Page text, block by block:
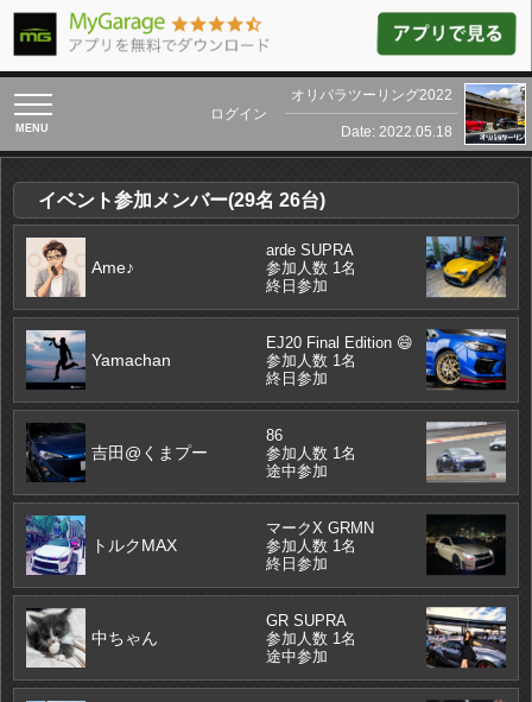
toggle
navigation
ログイン
オリパラツーリング2022
Date: 2022.05.18
イベント参加メンバー(29名 26台)
Ame♪
arde SUPRA
参加人数 1名
終日参加
Yamachan
EJ20 Final Edition 😄
参加人数 1名
終日参加
吉田@くまプー
86
参加人数 1名
途中参加
トルクMAX
マークX GRMN
参加人数 1名
終日参加
中ちゃん
GR SUPRA
参加人数 1名
途中参加